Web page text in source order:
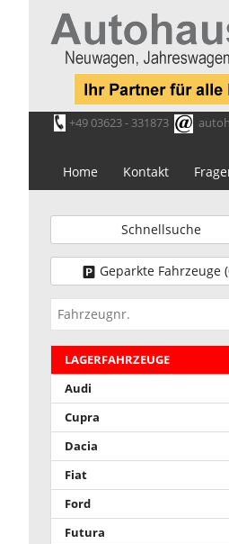
+49 03623 - 331873
Home Kontakt
Schnellsuche
Geparkte Fahrzeuge (
Fahrzeugnr.
LAGERFAHRZEUGE
Audi
Cupra
Dacia
Fiat
Ford
Futura